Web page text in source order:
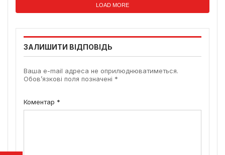
LOAD MORE
ЗАЛИШИТИ ВІДПОВІДЬ
Ваша e-mail адреса не оприлюднюватиметься.
Обов’язкові поля позначені *
Коментар *